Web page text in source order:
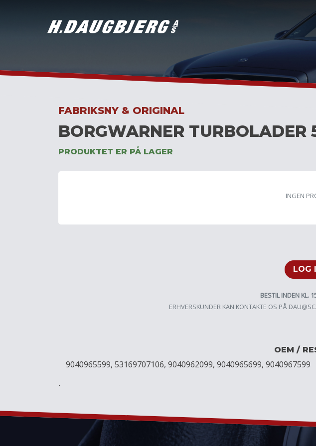
FABRIKSNY & ORIGINAL
BORGWARNER TURBOLADER
PRODUKTET ER PÅ LAGER
INGEN
LOG
BESTIL INDEN KL.
ERHVERSKUNDER KAN KONTAKTE OS PÅ
OEM /
9040965599, 53169707106, 9040962099, 9040965699, 9040967599
´